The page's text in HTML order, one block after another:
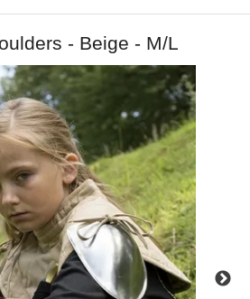
- Beige - M/L